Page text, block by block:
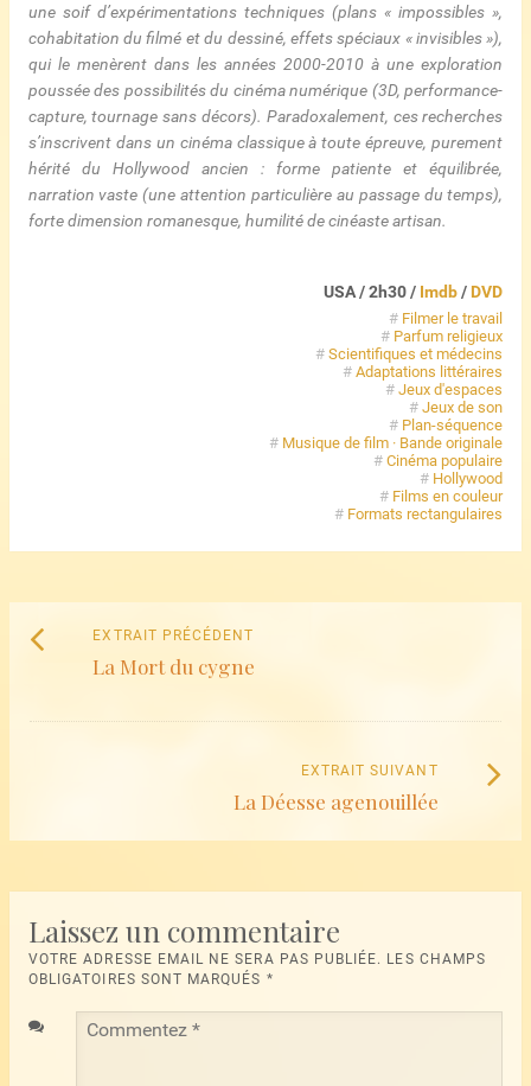
une soif d’expérimentations techniques (plans « impossibles »,
cohabitation du filmé et du dessiné, effets spéciaux « invisibles »),
qui le menèrent dans les années 2000-2010 à une exploration
poussée des possibilités du cinéma numérique (3D, performance-
capture, tournage sans décors). Paradoxalement, ces recherches
s’inscrivent dans un cinéma classique à toute épreuve, purement
hérité du Hollywood ancien : forme patiente et équilibrée,
narration vaste (une attention particulière au passage du temps),
forte dimension romanesque, humilité de cinéaste artisan.
USA / 2h30 / Imdb/ DVD
# Filmer le travail
# Parfum religieux
#Scientifiques et médecins
#Adaptations littéraires
#Jeux d'espaces
#Jeux de son
# Plan-séquence
# Musique de film · Bande originale
#Cinéma populaire
# Hollywood
# Films en couleur
# Formats rectangulaires
Naviguez
parmi
les
EXTRAIT PRÉCÉDENT
précédent
La Mort du cygne
EXTRAIT SUIVANT
La Déesse agenouillée
Extrait
Laissez un commentaire
VOTRE ADRESSE EMAIL NE SERA PAS PUBLIÉE. LES CHAMPS
OBLIGATOIRES SONT MARQUÉS *
Commentez